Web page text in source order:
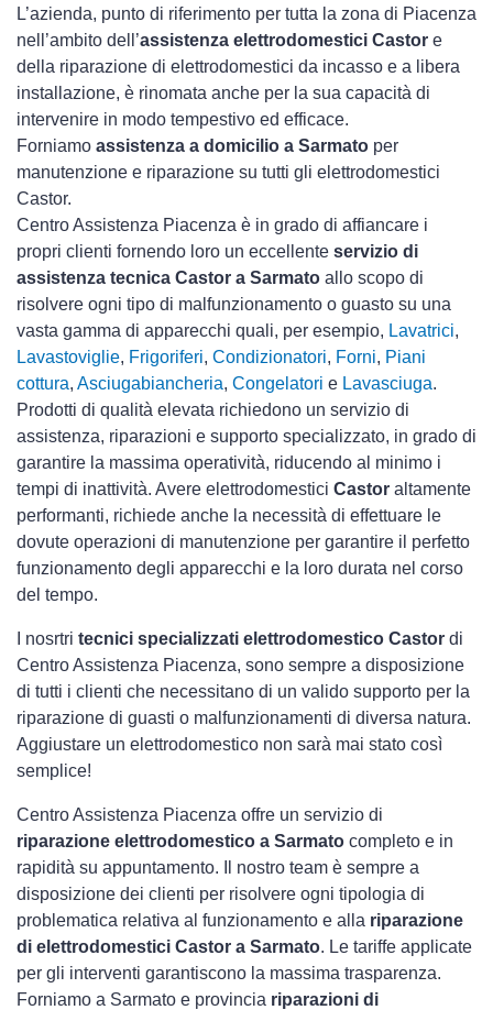
L’azienda, punto di riferimento per tutta la zona di Piacenza
nell’ambito dell’assistenza elettrodomestici Castor e
della riparazione di elettrodomestici da incasso e a libera
installazione, è rinomata anche per la sua capacità di
intervenire in modo tempestivo ed efficace.
Forniamo assistenza a domicilio a Sarmato per
manutenzione e riparazione su tutti gli elettrodomestici
Castor.
Centro Assistenza Piacenza è in grado di affiancare i
propri clienti fornendo loro un eccellente servizio di
assistenza tecnica Castor a Sarmato allo scopo di
risolvere ogni tipo di malfunzionamento o guasto su una
vasta gamma di apparecchi quali, per esempio, Lavatrici,
Lavastoviglie, Frigoriferi, Condizionatori, Forni, Piani
cottura, Asciugabiancheria, Congelatori e Lavasciuga.
Prodotti di qualità elevata richiedono un servizio di
assistenza, riparazioni e supporto specializzato, in grado di
garantire la massima operatività, riducendo al minimo i
tempi di inattività. Avere elettrodomestici Castor altamente
performanti, richiede anche la necessità di effettuare le
dovute operazioni di manutenzione per garantire il perfetto
funzionamento degli apparecchi e la loro durata nel corso
del tempo.
I nosrtri tecnici specializzati elettrodomestico Castor di
Centro Assistenza Piacenza, sono sempre a disposizione
di tutti i clienti che necessitano di un valido supporto per la
riparazione di guasti o malfunzionamenti di diversa natura.
Aggiustare un elettrodomestico non sarà mai stato così
semplice!
Centro Assistenza Piacenza offre un servizio di
riparazione elettrodomestico a Sarmato completo e in
rapidità su appuntamento. Il nostro team è sempre a
disposizione dei clienti per risolvere ogni tipologia di
problematica relativa al funzionamento e alla riparazione
di elettrodomestici Castor a Sarmato. Le tariffe applicate
per gli interventi garantiscono la massima trasparenza.
Forniamo a Sarmato e provincia riparazioni di